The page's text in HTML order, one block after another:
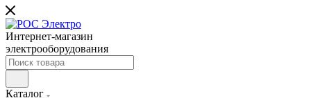
Интернет-магазин
электрооборудования
Каталог